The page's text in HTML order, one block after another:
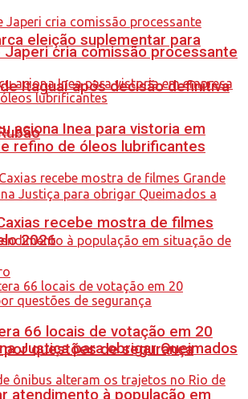
eleição suplementar para
Itaguaí após decisão definitiva
Justiça para obrigar Queimados
atendimento à população em
Japeri cria comissão processante
aciona Inea para vistoria em
refino de óleos lubrificantes
recebe mostra de filmes
2026
66 locais de votação em 20
por questões de segurança